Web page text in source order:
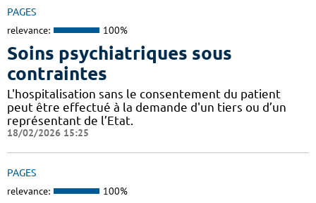
PAGES
relevance: 100%
Soins psychiatriques sous
contraintes
L'hospitalisation sans le consentement du patient
peut être effectué à la demande d'un tiers ou d’un
représentant de l’Etat.
18/02/2026 15:25
PAGES
relevance: 100%